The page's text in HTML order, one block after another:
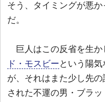
そう、タイミングが悪
だ。
巨人はこの反省を生か
ド・モスビー という陽
が、それはまた少し先
された不運の男・ブラ